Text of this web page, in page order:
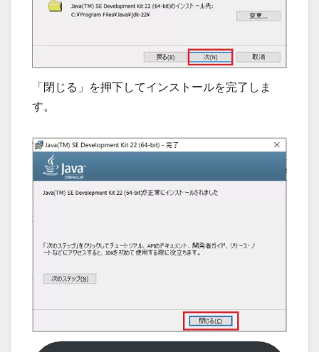
「閉じる」を押下してインストールを完了しま
す。